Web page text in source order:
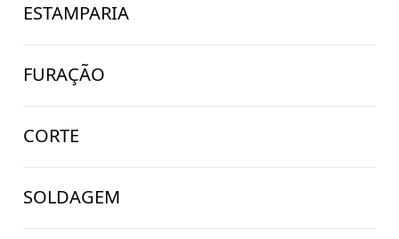
ESTAMPARIA
FURAÇÃO
CORTE
SOLDAGEM